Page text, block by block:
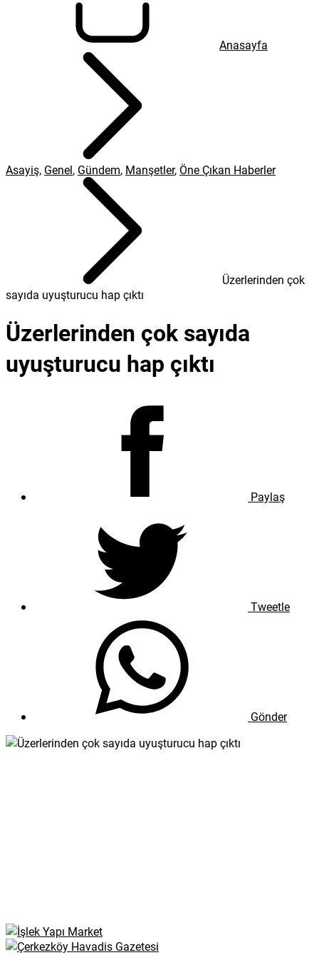
Anasayfa
Asayiş, Genel, Gündem, Manşetler, Öne Çıkan Haberler
Üzerlerinden çok
sayıda uyuşturucu hap çıktı
Üzerlerinden çok sayıda
uyuşturucu hap çıktı
Paylaş
Tweetle
Gönder